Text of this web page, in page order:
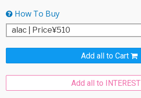
How To Buy
Add all to Cart
Add all to INTEREST